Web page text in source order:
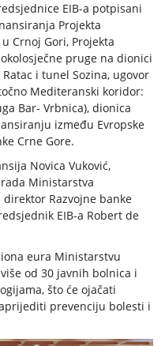
EIB-a potpisani
Projekta
Crnoj Gori, Projekta
pruge na dionici
i tunel Sozina, ugovor
Mediteranski koridor:
Bar- Vrbnica), dionica
između Evropske
Crne Gore.
Novica Vuković,
Ministarstva
Razvojne banke
EIB-a Robert de
eura Ministarstvu
od 30 javnih bolnica i
što će ojačati
prevenciju bolesti i